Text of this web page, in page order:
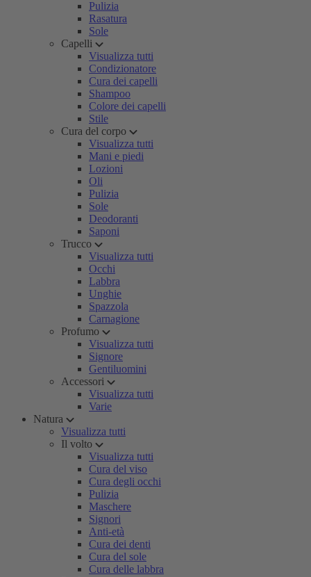
Pulizia
Rasatura
Sole
Capelli
Visualizza tutti
Condizionatore
Cura dei capelli
Shampoo
Colore dei capelli
Stile
Cura del corpo
Visualizza tutti
Mani e piedi
Lozioni
Oli
Pulizia
Sole
Deodoranti
Saponi
Trucco
Visualizza tutti
Occhi
Labbra
Unghie
Spazzola
Carnagione
Profumo
Visualizza tutti
Signore
Gentiluomini
Accessori
Visualizza tutti
Varie
Natura
Visualizza tutti
Il volto
Visualizza tutti
Cura del viso
Cura degli occhi
Pulizia
Maschere
Signori
Anti-età
Cura dei denti
Cura del sole
Cura delle labbra